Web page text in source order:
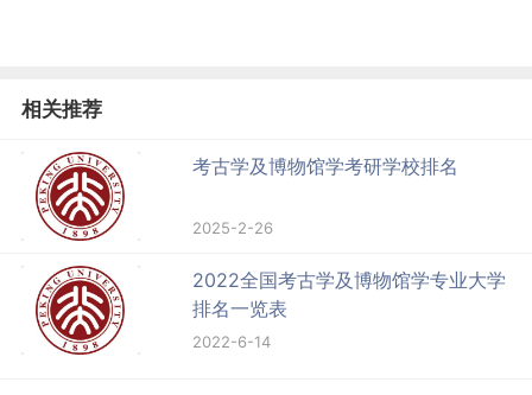
相关推荐
考古学及博物馆学考研学校排名
2025-2-26
2022全国考古学及博物馆学专业大学
排名一览表
2022-6-14